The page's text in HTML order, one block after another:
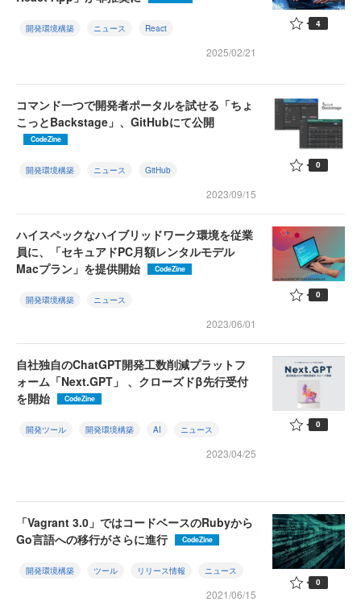
開発環境構築 ニュース React
2025/02/21
4
コマンド一つで開発者ポータルを試せる「ちょ
こっとBackstage」、GitHubにて公開
CodeZine
開発環境構築 ニュース GitHub
2023/09/15
0
ハイスペックなハイブリッドワーク環境を従業
員に、「セキュアドPC月額レンタルモデル
Macプラン」を提供開始
CodeZine
開発環境構築 ニュース
2023/06/01
0
自社独自のChatGPT開発工数削減プラットフ
ォーム「Next.GPT」 、クローズドβ先行受付
を開始
CodeZine
開発ツール 開発環境構築 AI ニュース
2023/04/25
0
「Vagrant 3.0」ではコードベースのRubyから
Go言語への移行がさらに進行
CodeZine
開発環境構築 ツール リリース情報 ニュース
2021/06/15
0